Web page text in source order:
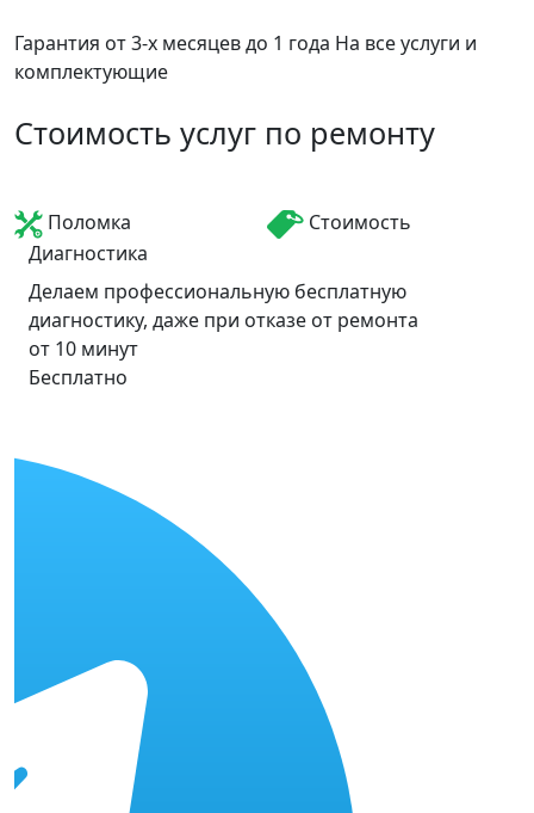
Гарантия от 3-х месяцев до 1 года На все услуги и
комплектующие
Стоимость услуг по ремонту
Поломка
Стоимость
Диагностика
Делаем профессиональную бесплатную
диагностику, даже при отказе от ремонта
Бесплатно
от 10 минут